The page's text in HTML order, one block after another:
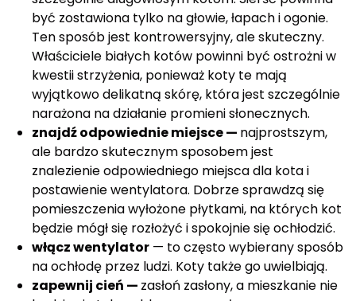
być zostawiona tylko na głowie, łapach i ogonie.
Ten sposób jest kontrowersyjny, ale skuteczny.
Właściciele białych kotów powinni być ostrożni w
kwestii strzyżenia, ponieważ koty te mają
wyjątkowo delikatną skórę, która jest szczególnie
narażona na działanie promieni słonecznych.
znajdź odpowiednie miejsce — najprostszym,
ale bardzo skutecznym sposobem jest
znalezienie odpowiedniego miejsca dla kota i
postawienie wentylatora. Dobrze sprawdzą się
pomieszczenia wyłożone płytkami, na których kot
będzie mógł się rozłożyć i spokojnie się ochłodzić.
włącz wentylator — to często wybierany sposób
na ochłodę przez ludzi. Koty także go uwielbiają.
zapewnij cień — zasłoń zasłony, a mieszkanie nie